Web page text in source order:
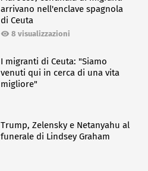
arrivano nell'enclave spagnola
di Ceuta
8 visualizzazioni
I migranti di Ceuta: "Siamo
venuti qui in cerca di una vita
migliore"
Trump, Zelensky e Netanyahu al
funerale di Lindsey Graham